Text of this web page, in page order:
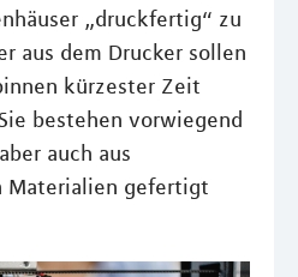
„druckfertig“ zu
aus dem Drucker sollen
kürzester Zeit
bestehen vorwiegend
auch aus
Materialien gefertigt